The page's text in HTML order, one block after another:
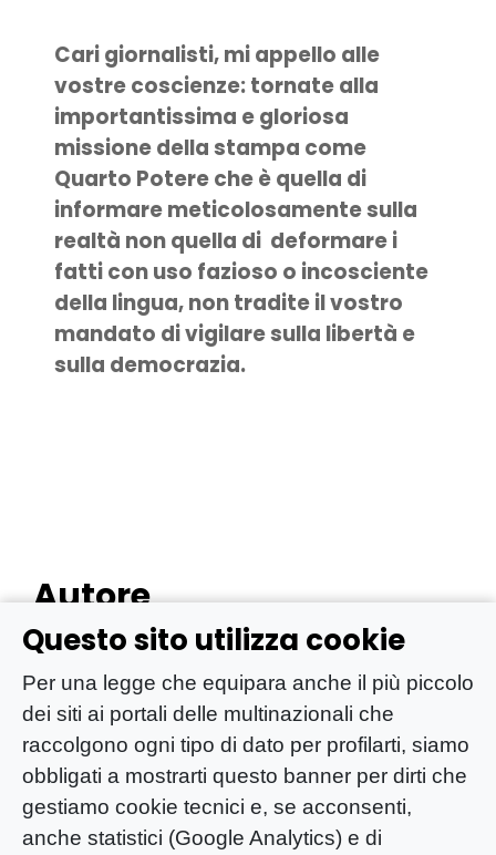
Questo sito utilizza cookie
Per una legge che equipara anche il più piccolo
dei siti ai portali delle multinazionali che
raccolgono ogni tipo di dato per profilarti, siamo
obbligati a mostrarti questo banner per dirti che
gestiamo cookie tecnici e, se acconsenti,
anche statistici (Google Analytics) e di
Cari giornalisti, mi appello alle
vostre coscienze: tornate alla
importantissima e gloriosa
missione della stampa come
Quarto Potere che è quella di
informare meticolosamente sulla
realtà non quella di deformare i
fatti con uso fazioso o incosciente
della lingua, non tradite il vostro
mandato di vigilare sulla libertà e
sulla democrazia.
Autore
David Colantoni